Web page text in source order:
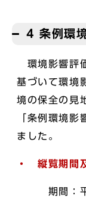
4 条例環
環境影響評
基づいて環境
境の保全の見
「条例環境影
ました。
・ 縦覧期間
期間：平